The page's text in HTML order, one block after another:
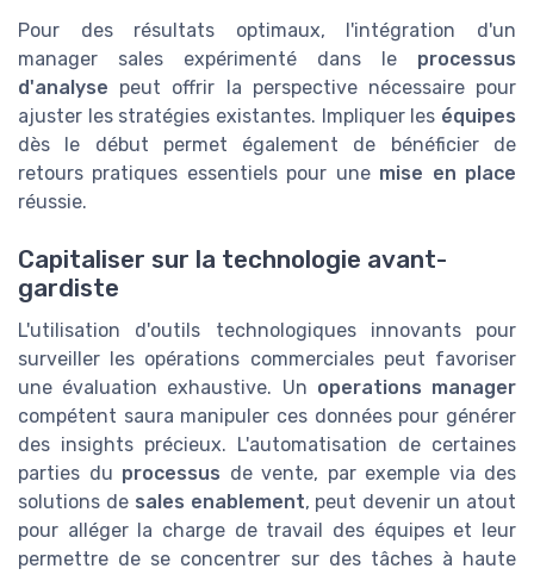
Pour des résultats optimaux, l'intégration d'un
manager sales expérimenté dans le processus
d'analyse peut offrir la perspective nécessaire pour
ajuster les stratégies existantes. Impliquer les équipes
dès le début permet également de bénéficier de
retours pratiques essentiels pour une mise en place
réussie.
Capitaliser sur la technologie avant-
gardiste
L'utilisation d'outils technologiques innovants pour
surveiller les opérations commerciales peut favoriser
une évaluation exhaustive. Un operations manager
compétent saura manipuler ces données pour générer
des insights précieux. L'automatisation de certaines
parties du processus de vente, par exemple via des
solutions de sales enablement, peut devenir un atout
pour alléger la charge de travail des équipes et leur
permettre de se concentrer sur des tâches à haute